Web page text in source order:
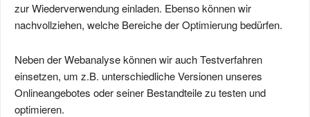
zur Wiederverwendung einladen. Ebenso können wir
nachvollziehen, welche Bereiche der Optimierung bedürfen.
Neben der Webanalyse können wir auch Testverfahren
einsetzen, um z.B. unterschiedliche Versionen unseres
Onlineangebotes oder seiner Bestandteile zu testen und
optimieren.